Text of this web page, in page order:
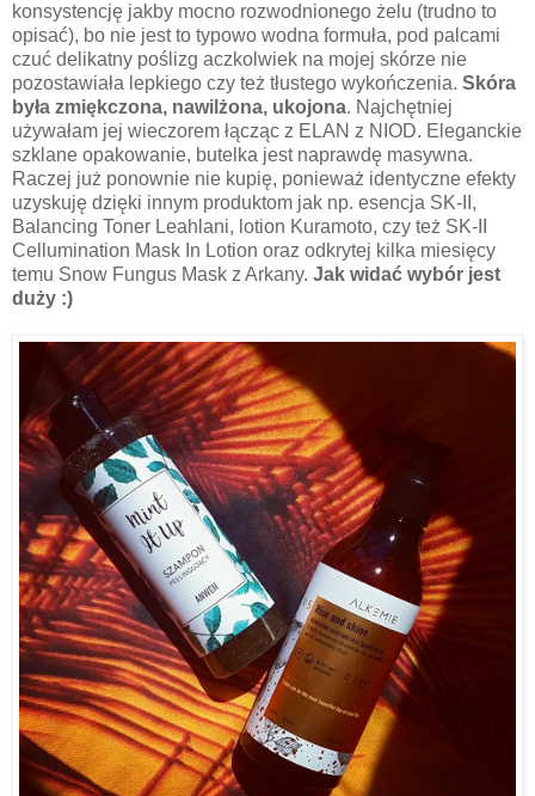
konsystencję jakby mocno rozwodnionego żelu (trudno to
opisać), bo nie jest to typowo wodna formuła, pod palcami
czuć delikatny poślizg aczkolwiek na mojej skórze nie
pozostawiała lepkiego czy też tłustego wykończenia. Skóra
była zmiękczona, nawilżona, ukojona. Najchętniej
używałam jej wieczorem łącząc z ELAN z NIOD. Eleganckie
szklane opakowanie, butelka jest naprawdę masywna.
Raczej już ponownie nie kupię, ponieważ identyczne efekty
uzyskuję dzięki innym produktom jak np. esencja SK-II,
Balancing Toner Leahlani, lotion Kuramoto, czy też SK-II
Cellumination Mask In Lotion oraz odkrytej kilka miesięcy
temu Snow Fungus Mask z Arkany. Jak widać wybór jest
duży :)